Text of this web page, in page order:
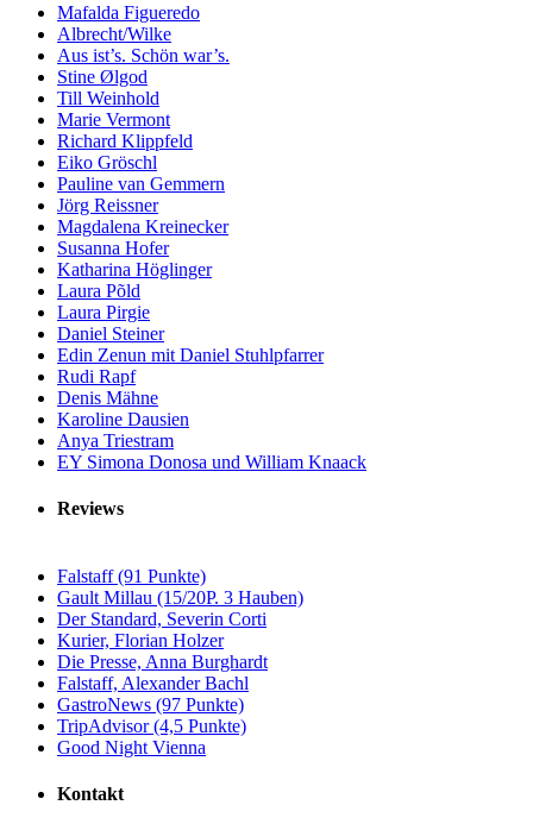
Mafalda Figueredo
Albrecht/Wilke
Aus ist’s. Schön war’s.
Stine Ølgod
Till Weinhold
Marie Vermont
Richard Klippfeld
Eiko Gröschl
Pauline van Gemmern
Jörg Reissner
Magdalena Kreinecker
Susanna Hofer
Katharina Höglinger
Laura Põld
Laura Pirgie
Daniel Steiner
Edin Zenun mit Daniel Stuhlpfarrer
Rudi Rapf
Denis Mähne
Karoline Dausien
Anya Triestram
EY Simona Donosa und William Knaack
Reviews
Falstaff (91 Punkte)
Gault Millau (15/20P. 3 Hauben)
Der Standard, Severin Corti
Kurier, Florian Holzer
Die Presse, Anna Burghardt
Falstaff, Alexander Bachl
GastroNews (97 Punkte)
TripAdvisor (4,5 Punkte)
Good Night Vienna
Kontakt